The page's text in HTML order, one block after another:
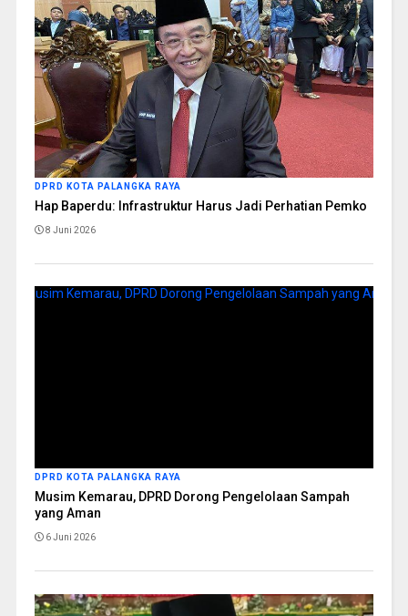
DPRD KOTA PALANGKA RAYA
Hap Baperdu: Infrastruktur Harus Jadi Perhatian Pemko
8 Juni 2026
DPRD KOTA PALANGKA RAYA
Musim Kemarau, DPRD Dorong Pengelolaan Sampah
yang Aman
6 Juni 2026